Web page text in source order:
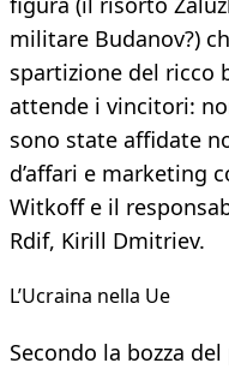
militare Budanov?)
spartizione del ricco
attende i vincitori:
sono state affidate
d’affari e marketing
Witkoff e il
Rdif, Kirill Dmitriev.
L’Ucraina nella Ue
Secondo la bozza